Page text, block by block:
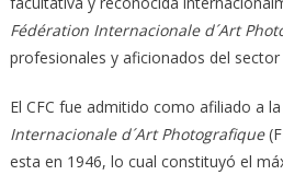
Fédération Internacionale d´Art
profesionales y aficionados del sector
El CFC fue admitido como afiliado a
Internacionale d´Art Photografique
esta en 1946, lo cual constituyó el